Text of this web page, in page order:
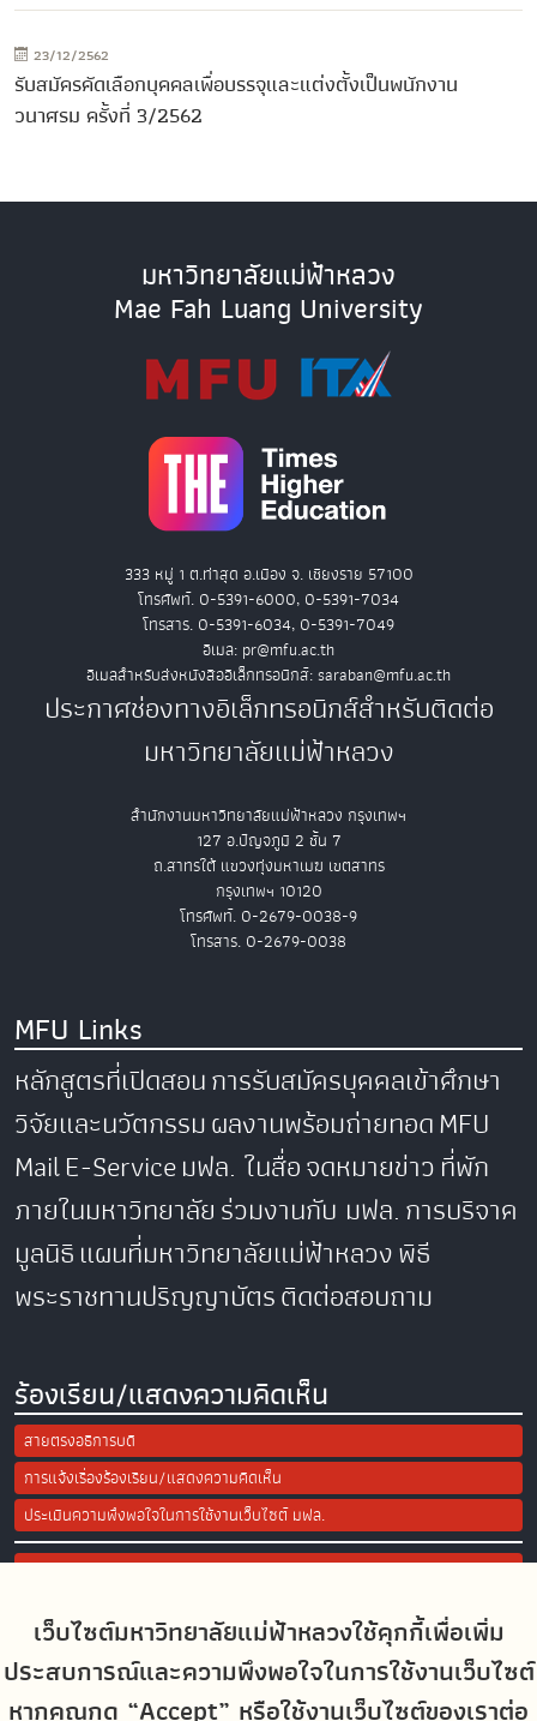
เว็บไซต์มหาวิทยาลัยแม่ฟ้าหลวงใช้คุกกี้เพื่อเพิ่ม
ประสบการณ์และความพึงพอใจในการใช้งานเว็บไซต์
หากคุณกด “Accept” หรือใช้งานเว็บไซต์ของเราต่อ
23/12/2562
รับสมัครคัดเลือกบุคคลเพื่อบรรจุและแต่งตั้งเป็นพนักงาน
วนาศรม ครั้งที่ 3/2562
มหาวิทยาลัยแม่ฟ้าหลวง
Mae Fah Luang University
333 หมู่ 1 ต.ท่าสุด อ.เมือง จ. เชียงราย 57100
โทรศัพท์. 0-5391-6000, 0-5391-7034
โทรสาร. 0-5391-6034, 0-5391-7049
อีเมล: pr@mfu.ac.th
อีเมลสำหรับส่งหนังสืออิเล็กทรอนิกส์: saraban@mfu.ac.th
ประกาศช่องทางอิเล็กทรอนิกส์สำหรับติดต่อ
มหาวิทยาลัยแม่ฟ้าหลวง
สำนักงานมหาวิทยาลัยแม่ฟ้าหลวง กรุงเทพฯ
127 อ.ปัญจภูมิ 2 ชั้น 7
ถ.สาทรใต้ แขวงทุ่งมหาเมฆ เขตสาทร
กรุงเทพฯ 10120
โทรศัพท์. 0-2679-0038-9
โทรสาร. 0-2679-0038
MFU Links
หลักสูตรที่เปิดสอนการรับสมัครบุคคลเข้าศึกษา
วิจัยและนวัตกรรมผลงานพร้อมถ่ายทอดMFU
MailE-Serviceมฟล. ในสื่อจดหมายข่าวที่พัก
ภายในมหาวิทยาลัยร่วมงานกับ มฟล.การบริจาค
มูลนิธิแผนที่มหาวิทยาลัยแม่ฟ้าหลวงพิธี
พระราชทานปริญญาบัตรติดต่อสอบถาม
ร้องเรียน/แสดงความคิดเห็น
สายตรงอธิการบดี
การแจ้งเรื่องร้องเรียน/แสดงความคิดเห็น
ประเมินความพึงพอใจในการใช้งานเว็บไซต์ มฟล.
Site Map
Social Media